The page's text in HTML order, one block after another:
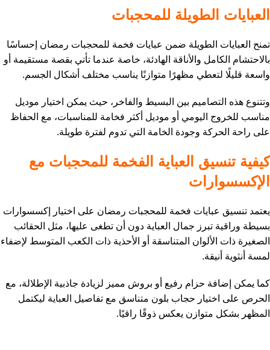
العبايات الطويلة للمحجبات
تمنح العبايات الطويلة ضمن عبايات فخمة للمحجبات رمضان إحساسًا
بالاحتشام الكامل والأناقة الهادئة، خاصة عندما تأتي بقصة مستقيمة أو
واسعة قليلًا لتعطي مظهرًا متوازنًا يناسب مختلف أشكال الجسم.
وتتنوع هذه التصاميم بين البسيط والفاخر، حيث يمكن اختيار موديل
مناسب للخروج اليومي أو موديل أكثر فخامة للمناسبات، مع الحفاظ
على راحة الحركة وجودة الخامة التي تدوم لفترة طويلة.
كيفية تنسيق العباية الفخمة للمحجبات مع
الإكسسوارات
يعتمد تنسيق عبايات فخمة للمحجبات رمضان على اختيار إكسسوارات
بسيطة وراقية تبرز جمال العباية دون أن تطغى عليها، مثل الحقائب
الصغيرة ذات الألوان المتناسقة أو الأحذية ذات الكعب المتوسط لإضفاء
لمسة أنثوية أنيقة.
كما يمكن إضافة حزام رفيع أو بروش مميز لزيادة جاذبية الإطلالة، مع
الحرص على اختيار حجاب بلون متناسق مع تفاصيل العباية ليكتمل
المظهر بشكل متوازن يعكس ذوقًا راقيًا.